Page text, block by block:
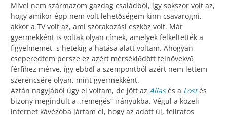
Mivel nem származom gazdag családból, így sokszor volt az,
hogy amikor épp nem volt lehetőségem kinn csavarogni,
akkor a TV volt az, ami szórakozási eszköz volt. Már
gyermekként is voltak olyan címek, amelyek felkeltették a
figyelmemet, s hetekig a hatása alatt voltam. Ahogyan
cseperedtem persze ez azért mérséklődött felnövekvő
férfihez mérve, így ebből a szempontból azért nem lettem
szerencsére olyan, mint gyermekként.
Aztán nagyjából úgy el voltam, de jött az Alias és a Lost és
bizony megindult a „remegés” irányukba. Végül a közeli
internet kávézóba jártam el, hogy az adott új, feliratos